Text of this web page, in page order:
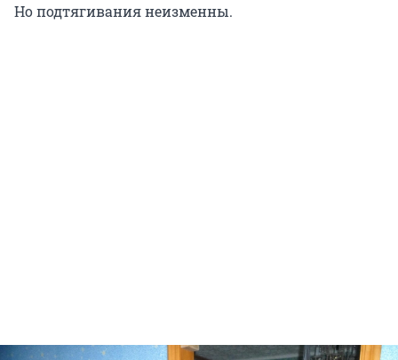
Но подтягивания неизменны.